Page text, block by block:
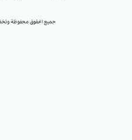
جميع الحقوق محفوظة